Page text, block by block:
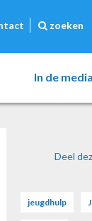
zoeken
In de media
Deel
jeugdhulp